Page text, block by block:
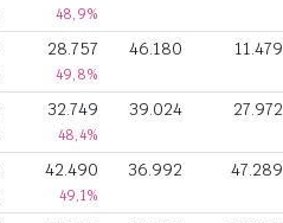
48,9%
28.757
49,8%
46.180 11.479
32.749
48,4%
39.024 27.972
42.490
49,1%
36.992 47.289